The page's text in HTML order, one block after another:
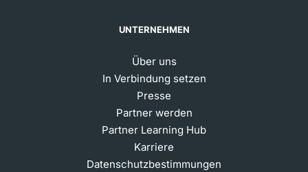
UNTERNEHMEN
Über uns
In Verbindung setzen
Presse
Partner werden
Partner Learning Hub
Karriere
Datenschutzbestimmungen